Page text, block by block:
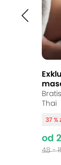
Thai
37 %
od
48 -